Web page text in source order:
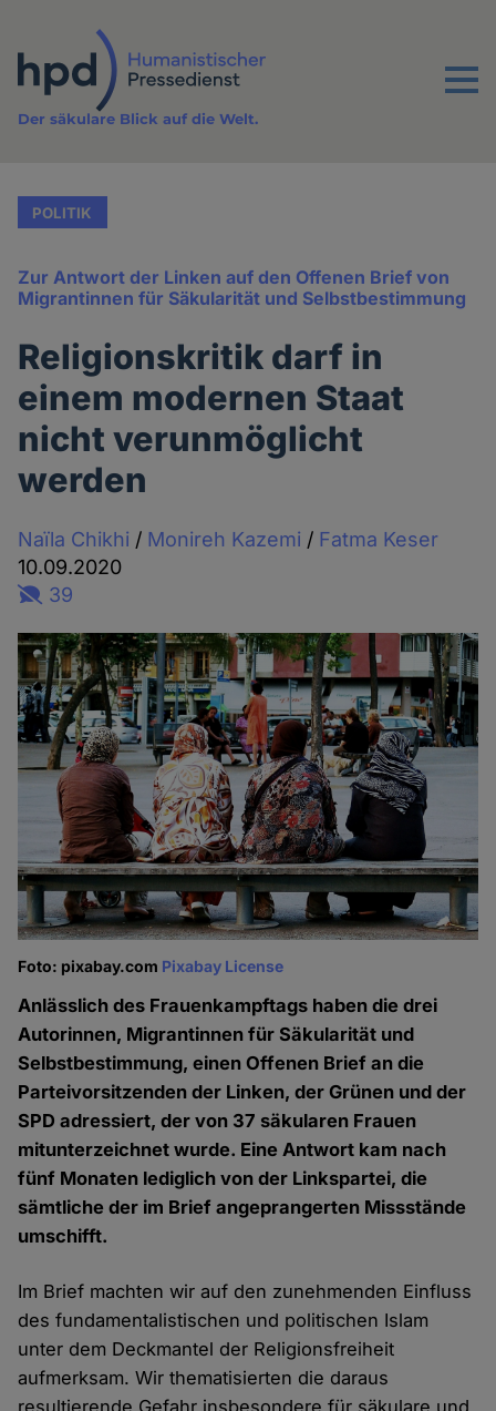
Inhalt
Menu
Der säkulare Blick auf die Welt.
POLITIK
Zur Antwort der Linken auf den Offenen Brief von
Migrantinnen für Säkularität und Selbstbestimmung
Religionskritik darf in
einem modernen Staat
nicht verunmöglicht
werden
Naïla Chikhi / Monireh Kazemi / Fatma Keser
10.09.2020
39
Foto: pixabay.com Pixabay License
Anlässlich des Frauenkampftags haben die drei
Autorinnen, Migrantinnen für Säkularität und
Selbstbestimmung, einen Offenen Brief an die
Parteivorsitzenden der Linken, der Grünen und der
SPD adressiert, der von 37 säkularen Frauen
mitunterzeichnet wurde. Eine Antwort kam nach
fünf Monaten lediglich von der Linkspartei, die
sämtliche der im Brief angeprangerten Missstände
umschifft.
Im Brief machten wir auf den zunehmenden Einfluss
des fundamentalistischen und politischen Islam
unter dem Deckmantel der Religionsfreiheit
aufmerksam. Wir thematisierten die daraus